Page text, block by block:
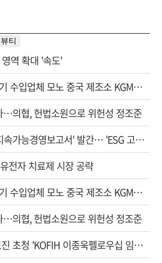
뷰티
역 확대 '속도'
수입업체 모노 중국 제조소 KGM…
…의협, 헌법소원으로 위헌성 정조준
속가능경영보고서' 발간… 'ESG 고…
전자 치료제 시장 공략
수입업체 모노 중국 제조소 KGM…
…의협, 헌법소원으로 위헌성 정조준
초청 'KOFIH 이종욱펠로우십 임…